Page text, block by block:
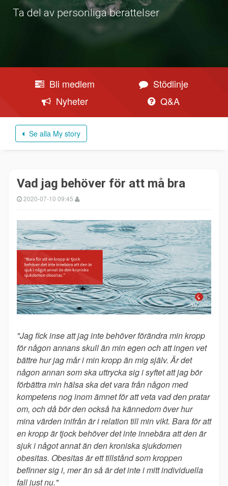
Ta del av personliga berättelser
Bli medlem
Stödlinje
Nyheter
Q&A
Se alla My story
Vad jag behöver för att må bra
2020-07-10 09:45
"Jag fick inse att jag inte behöver förändra min kropp
för någon annans skull än min egen och att ingen vet
bättre hur jag mår i min kropp än mig själv. Är det
någon annan som ska uttrycka sig i syftet att jag bör
förbättra min hälsa ska det vara från någon med
kompetens nog inom ämnet för att veta vad den pratar
om, och då bör den också ha kännedom över hur
mina värden inifrån är i relation till min vikt. Bara för att
en kropp är tjock behöver det inte innebära att den är
sjuk i något annat än den kroniska sjukdomen
obesitas. Obesitas är ett tillstånd som kroppen
befinner sig i, mer än så är det inte i mitt individuella
fall just nu."